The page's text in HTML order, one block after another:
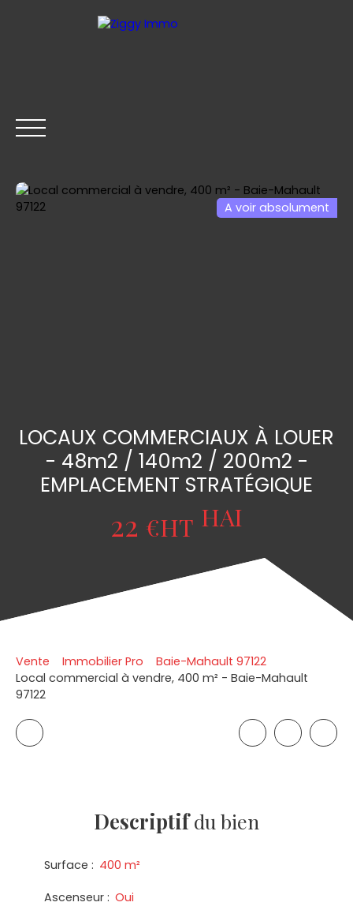
A voir absolument
LOCAUX COMMERCIAUX À LOUER
- 48m2 / 140m2 / 200m2 -
EMPLACEMENT STRATÉGIQUE
22 €HT HAI
Vente Immobilier Pro
Baie-Mahault 97122
Local commercial à vendre, 400 m² - Baie-Mahault
97122
Descriptifdu bien
Surface : 400 m²
Ascenseur : Oui